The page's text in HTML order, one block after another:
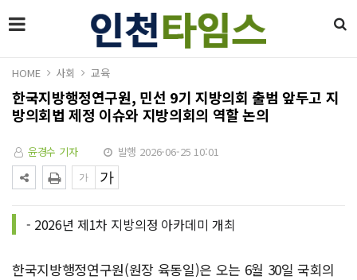
HOME 사회 교육
한국지방행정연구원, 민선 9기 지방의회 출범 앞두고 지
방의회법 제정 이슈와 지방의회의 역할 논의
윤경수 기자 발행 2026-06-25 10:01
- 2026년 제1차 지방의정 아카데미 개최
한국지방행정연구원(원장 육동일)은 오는 6월 30일 국회의